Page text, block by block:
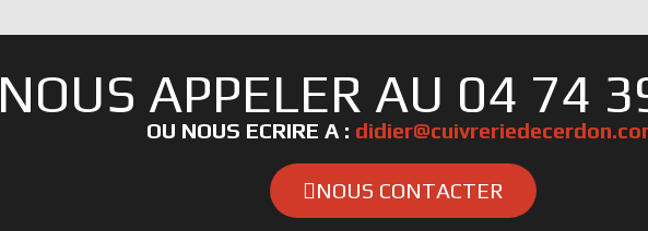
NOUS APPELER AU 04 74
OU NOUS ECRIRE A :
NOUS CONTACTER